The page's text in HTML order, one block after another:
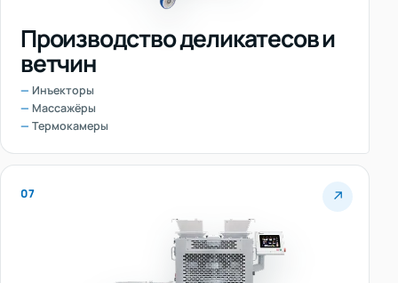
Производство деликатесов и
ветчин
Инъекторы
Массажёры
Термокамеры
07 ↗